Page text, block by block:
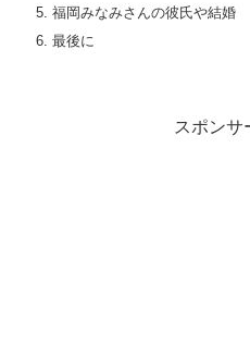
福岡みなみさんの彼氏や結婚
最後に
スポンサ